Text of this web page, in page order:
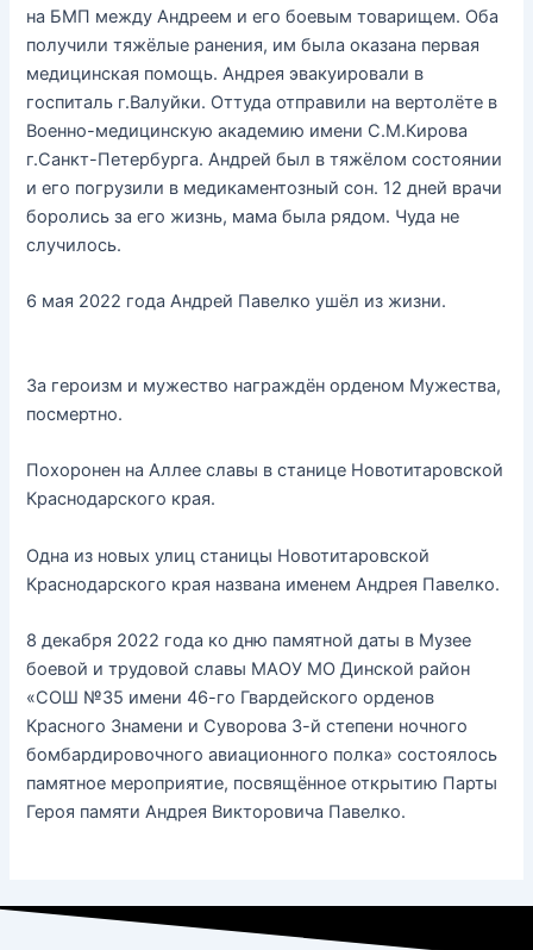
на БМП между Андреем и его боевым товарищем. Оба
получили тяжёлые ранения, им была оказана первая
медицинская помощь. Андрея эвакуировали в
госпиталь г.Валуйки. Оттуда отправили на вертолёте в
Военно-медицинскую академию имени С.М.Кирова
г.Санкт-Петербурга. Андрей был в тяжёлом состоянии
и его погрузили в медикаментозный сон. 12 дней врачи
боролись за его жизнь, мама была рядом. Чуда не
случилось.
6 мая 2022 года Андрей Павелко ушёл из жизни.
За героизм и мужество награждён орденом Мужества,
посмертно.
Похоронен на Аллее славы в станице Новотитаровской
Краснодарского края.
Одна из новых улиц станицы Новотитаровской
Краснодарского края названа именем Андрея Павелко.
8 декабря 2022 года ко дню памятной даты в Музее
боевой и трудовой славы МАОУ МО Динской район
«СОШ №35 имени 46-го Гвардейского орденов
Красного Знамени и Суворова 3-й степени ночного
бомбардировочного авиационного полка» состоялось
памятное мероприятие, посвящённое открытию Парты
Героя памяти Андрея Викторовича Павелко.